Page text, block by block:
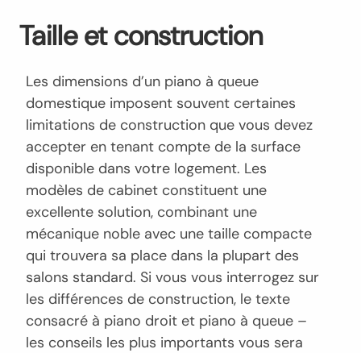
Taille et construction
Les dimensions d’un piano à queue
domestique imposent souvent certaines
limitations de construction que vous devez
accepter en tenant compte de la surface
disponible dans votre logement. Les
modèles de cabinet constituent une
excellente solution, combinant une
mécanique noble avec une taille compacte
qui trouvera sa place dans la plupart des
salons standard. Si vous vous interrogez sur
les différences de construction, le texte
consacré à piano droit et piano à queue –
les conseils les plus importants vous sera